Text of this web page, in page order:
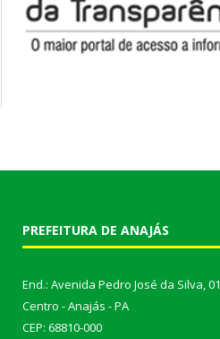
PREFEITURA DE ANAJÁS
End.: Avenida Pedro José da Silva, 01
Centro - Anajás - PA
CEP: 68810-000